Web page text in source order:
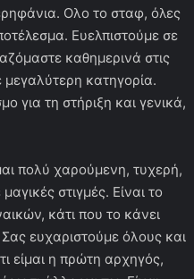
Ολο το σταφ, όλες
Ευελπιστούμε σε
καθημερινά στις
κατηγορία.
για τη στήριξη και γενικά,
πολύ χαρούμενη, τυχερή,
στιγμές. Είναι το
κάτι που το κάνει
ευχαριστούμε όλους και
είμαι η πρώτη αρχηγός,